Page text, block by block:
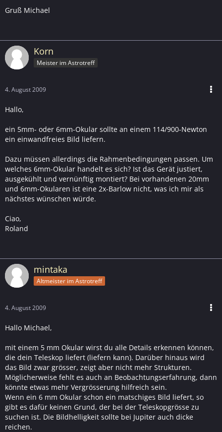
Gruß Michael
Korn
Meister im Astrotreff
4. August 2009
Hallo,
ein 5mm- oder 6mm-Okular sollte an einem 114/900-Newton
ein einwandfreies Bild liefern.
Dazu müssen allerdings die Rahmenbedingungen passen. Um
welches 6mm-Okular handelt es sich? Ist das Gerät justiert,
ausgekühlt und vernünftig montiert? Bei vorhandenen 20mm
und 6mm-Okularen ist eine 2x-Barlow nicht, was ich mir als
nächstes wünschen würde.
Ciao,
Roland
mintaka
Altmeister im Astrotreff
4. August 2009
Hallo Michael,
mit einem 5 mm Okular wirst du alle Details erkennen können,
die dein Teleskop liefert (liefern kann). Darüber hinaus wird
das Bild zwar grösser, zeigt aber nicht mehr Strukturen.
Möglicherweise fehlt es auch an Beobachtungserfahrung, dann
könnte etwas mehr Vergrösserung hilfreich sein.
Wenn ein 6 mm Okular schon ein matschiges Bild liefert, so
gibt es dafür keinen Grund, der bei der Teleskopgrösse zu
suchen ist. Die Bildhelligkeit sollte bei Jupiter auch dicke
reichen.